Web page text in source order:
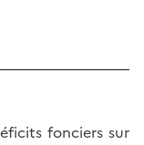
fonciers sur